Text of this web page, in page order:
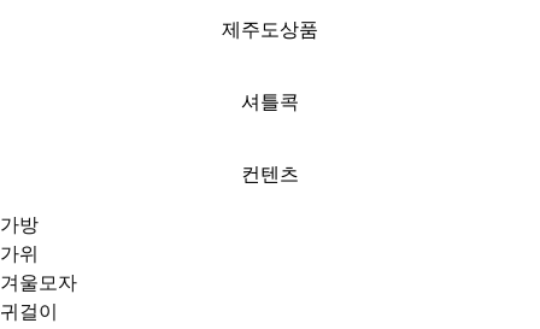
제주도상품
셔틀콕
컨텐츠
가방
가위
겨울모자
귀걸이